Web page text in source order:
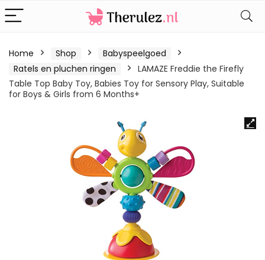
Home Shop
Babyspeelgoed
Ratels en pluchen ringen
LAMAZE Freddie the Firefly
Table Top Baby Toy, Babies Toy for Sensory Play, Suitable
for Boys & Girls from 6 Months+